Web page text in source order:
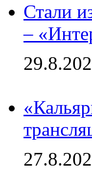
Стали
–